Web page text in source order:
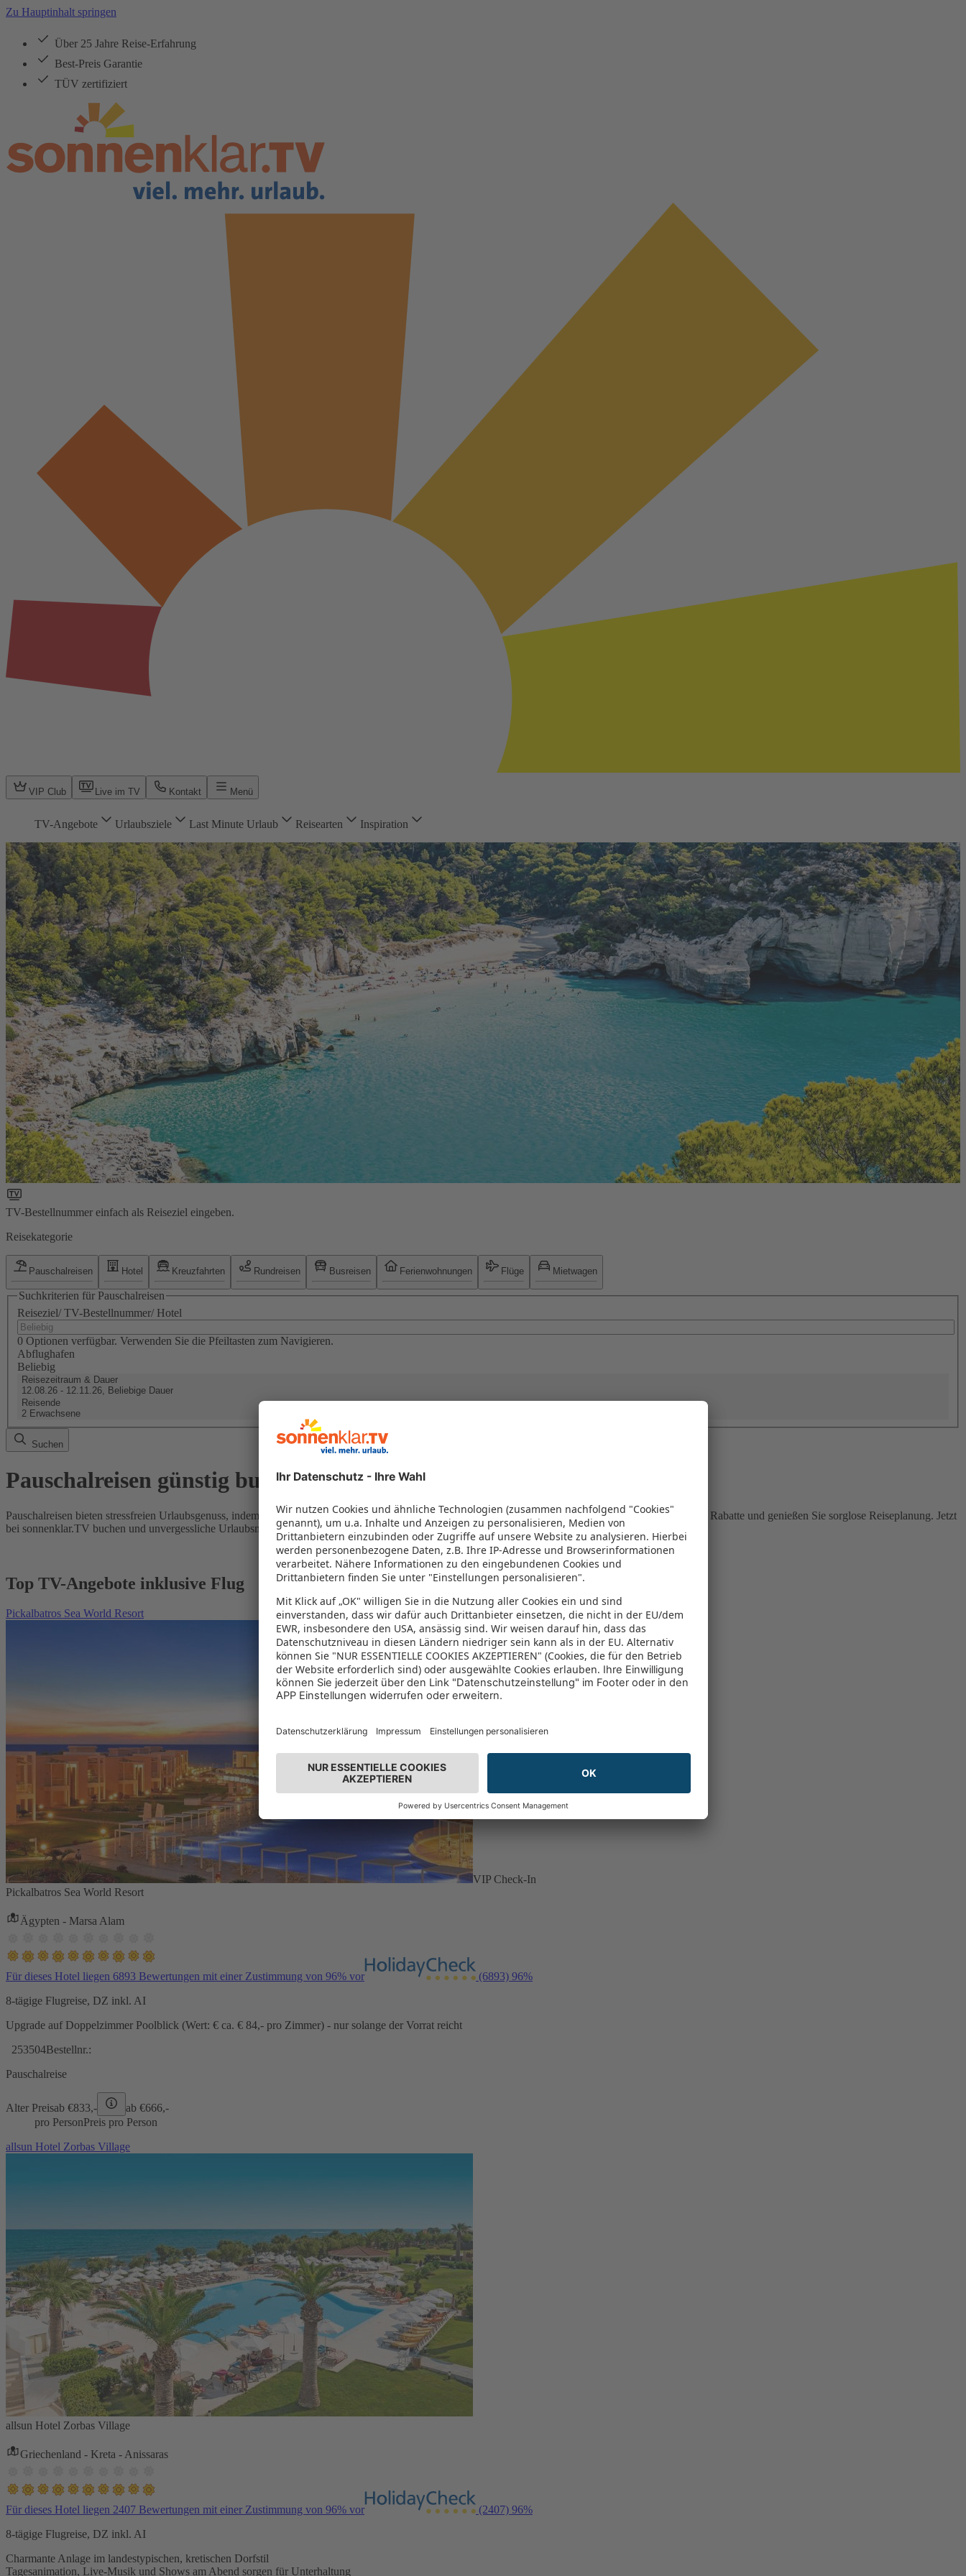
Zu Hauptinhalt springen
Über 25 Jahre Reise-Erfahrung
Best-Preis Garantie
TÜV zertifiziert
VIP Club Live im TV Kontakt Menü
TV-Angebote Urlaubsziele Last Minute Urlaub Reisearten Inspiration
TV-Bestellnummer einfach als Reiseziel eingeben.
Reisekategorie
Pauschalreisen Hotel Kreuzfahrten Rundreisen Busreisen Ferienwohnungen Flüge Mietwagen
Suchkriterien für Pauschalreisen
Reiseziel/ TV-Bestellnummer/ Hotel
0 Optionen verfügbar. Verwenden Sie die Pfeiltasten zum Navigieren.
Abflughafen
Beliebig
Reisezeitraum & Dauer
12.08.26 - 12.11.26, Beliebige Dauer
Reisende
2 Erwachsene
Suchen
Pauschalreisen günstig buchen
Pauschalreisen bieten stressfreien Urlaubsgenuss, indem Flug und Hotel in einem Paket kombiniert werden – das spart Zeit und Geld. Nutzen Sie attraktive Rabatte und genießen Sie sorglose Reiseplanung. Jetzt
bei sonnenklar.TV buchen und unvergessliche Urlaubsmomente erleben!
Top TV-Angebote inklusive Flug
Pickalbatros Sea World Resort
VIP Check-In
Pickalbatros Sea World Resort
Ägypten - Marsa Alam
Für dieses Hotel liegen 6893 Bewertungen mit einer Zustimmung von 96% vor (6893) 96%
8-tägige Flugreise, DZ inkl. AI
Upgrade auf Doppelzimmer Poolblick (Wert: € ca. € 84,- pro Zimmer) - nur solange der Vorrat reicht
253504Bestellnr.:
Pauschalreise
Alter Preisab €833,- ab €666,-
pro PersonPreis pro Person
allsun Hotel Zorbas Village
allsun Hotel Zorbas Village
Griechenland - Kreta - Anissaras
Für dieses Hotel liegen 2407 Bewertungen mit einer Zustimmung von 96% vor (2407) 96%
8-tägige Flugreise, DZ inkl. AI
Charmante Anlage im landestypischen, kretischen Dorfstil
Tagesanimation, Live-Musik und Shows am Abend sorgen für Unterhaltung